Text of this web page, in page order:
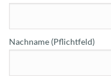
Nachname (Pflichtfeld)